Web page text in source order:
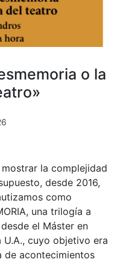
o la
la complejidad
desde 2016,
como
una trilogía a
el Máster en
cuyo objetivo era
de acontecimientos